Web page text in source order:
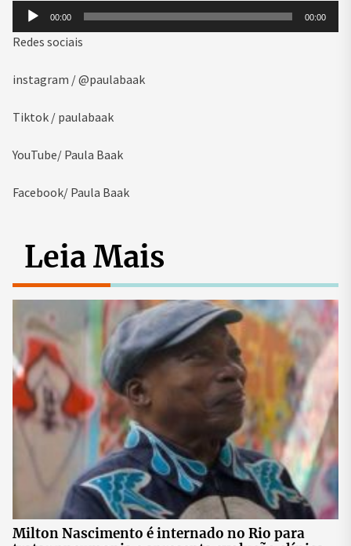
Tocador
áudio
00:00 00:00
Redes sociais
instagram / @paulabaak
Tiktok / paulabaak
YouTube/ Paula Baak
Facebook/ Paula Baak
Leia Mais
Milton Nascimento é internado no Rio para